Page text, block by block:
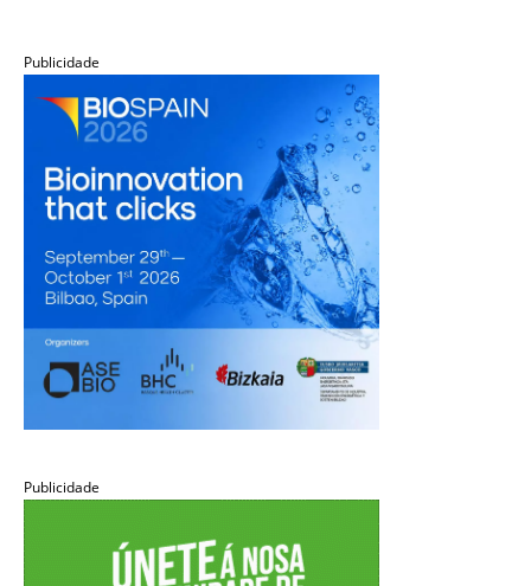
Publicidade
Publicidade